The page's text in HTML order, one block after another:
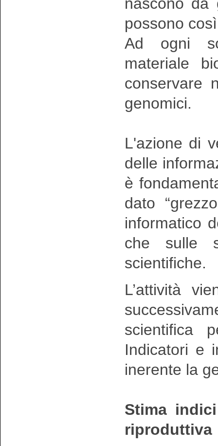
nascono da
possono
Ad ogni
materiale
conservare
genomici.
L'azione di
delle
è
dato
informatico
che sulle
scientifiche.
L’attività
scientifica
Indicatori e
inerente la
Stima
riproduttiva